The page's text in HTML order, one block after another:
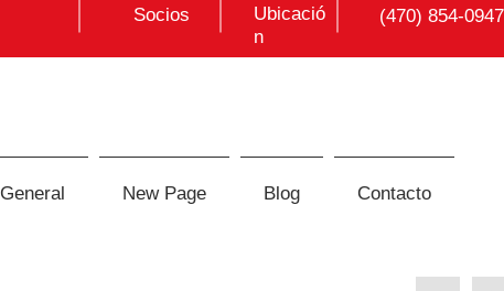
Socios
Ubicació
n
(470) 854-0947
General New Page Blog Contacto